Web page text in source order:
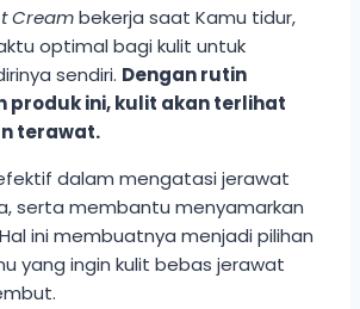
Creambekerja saat Kamu tidur,
optimal bagi kulit untuk
sendiri. Dengan rutin
produk ini, kulit akan terlihat
terawat.
dalam mengatasi jerawat
serta membantu menyamarkan
ini membuatnya menjadi pilihan
yang ingin kulit bebas jerawat